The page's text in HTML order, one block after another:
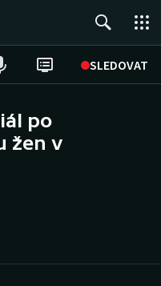
SLEDOVAT
po
žen v